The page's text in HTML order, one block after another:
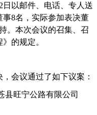
日以邮件、电话、专人送
事8名，实际参加表决董
。本次会议的召集、召
的规定。
会议通过了如下议案：
县旺宁公路有限公司